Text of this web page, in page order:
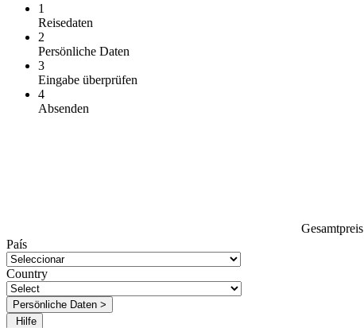
1
Reisedaten
2
Persönliche Daten
3
Eingabe überprüfen
4
Absenden
Gesamtpreis
País
Country
Persönliche Daten >
Hilfe